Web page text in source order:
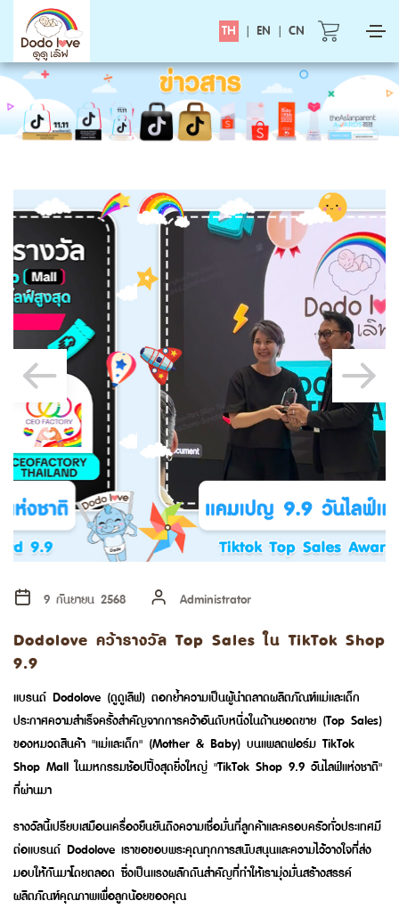
TH | EN | CN
9 กันยายน 2568 Administrator
Dodolove คว้ารางวัล Top Sales ใน TikTok Shop
9.9
แบรนด์ Dodolove (ดูดูเลิฟ) ตอกย้ำความเป็นผู้นำตลาดผลิตภัณฑ์แม่และเด็ก
ประกาศความสำเร็จครั้งสำคัญจากการคว้าอันดับหนึ่งในด้านยอดขาย (Top Sales)
ของหมวดสินค้า "แม่และเด็ก" (Mother & Baby) บนแพลตฟอร์ม TikTok
Shop Mall ในมหกรรมช้อปปิ้งสุดยิ่งใหญ่ "TikTok Shop 9.9 วันไลฟ์แห่งชาติ"
ที่ผ่านมา
รางวัลนี้เปรียบเสมือนเครื่องยืนยันถึงความเชื่อมั่นที่ลูกค้าและครอบครัวทั่วประเทศมี
ต่อแบรนด์ Dodolove เราขอขอบพระคุณทุกการสนับสนุนและความไว้วางใจที่ส่ง
มอบให้กันมาโดยตลอด ซึ่งเป็นแรงผลักดันสำคัญที่ทำให้เรามุ่งมั่นสร้างสรรค์
ผลิตภัณฑ์คุณภาพเพื่อลูกน้อยของคุณ